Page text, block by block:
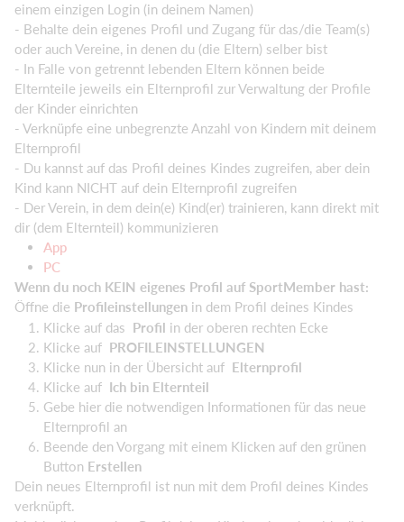
einem einzigen Login (in deinem Namen)
- Behalte dein eigenes Profil und Zugang für das/die Team(s)
oder auch Vereine, in denen du (die Eltern) selber bist
- In Falle von getrennt lebenden Eltern können beide
Elternteile jeweils ein Elternprofil zur Verwaltung der Profile
der Kinder einrichten
- Verknüpfe eine unbegrenzte Anzahl von Kindern mit deinem
Elternprofil
- Du kannst auf das Profil deines Kindes zugreifen, aber dein
Kind kann NICHT auf dein Elternprofil zugreifen
- Der Verein, in dem dein(e) Kind(er) trainieren, kann direkt mit
dir (dem Elternteil) kommunizieren
App
PC
Wenn du noch KEIN eigenes Profil auf SportMember hast:
Öffne die Profileinstellungen in dem Profil deines Kindes
Klicke auf das Profil in der oberen rechten Ecke
Klicke auf PROFILEINSTELLUNGEN
Klicke nun in der Übersicht auf Elternprofil
Klicke auf Ich bin Elternteil
Gebe hier die notwendigen Informationen für das neue
Elternprofil an
Beende den Vorgang mit einem Klicken auf den grünen
Button Erstellen
Dein neues Elternprofil ist nun mit dem Profil deines Kindes
verknüpft.